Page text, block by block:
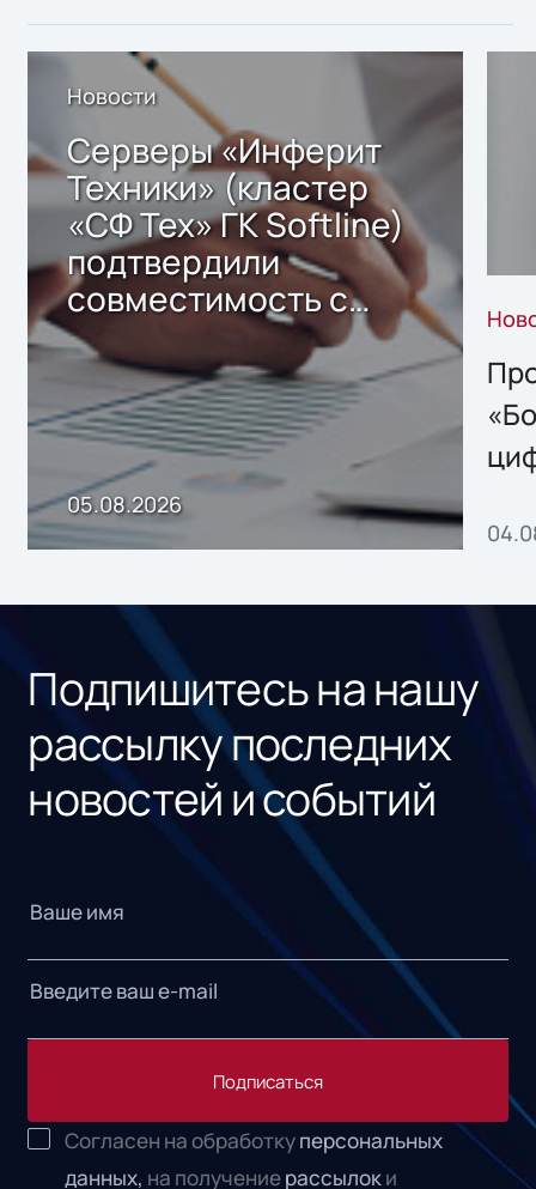
Новости
Серверы «Инферит
Техники» (кластер
«СФ Тех» ГК Softline)
подтвердили
совместимость с
решением Sharx
Storage 2.x для
хранения данных
05.08.2026
Подпишитесь на нашу
рассылку последних
новостей и событий
Подписаться
Согласен на обработкуперсональных
данных, на получениерассылоки